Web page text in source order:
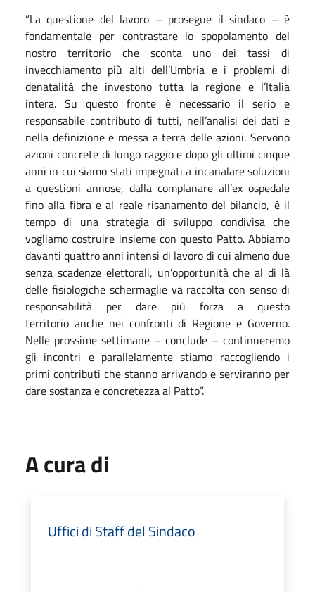
“La questione del lavoro – prosegue il sindaco – è
fondamentale per contrastare lo spopolamento del
nostro territorio che sconta uno dei tassi di
invecchiamento più alti dell’Umbria e i problemi di
denatalità che investono tutta la regione e l’Italia
intera. Su questo fronte è necessario il serio e
responsabile contributo di tutti, nell’analisi dei dati e
nella definizione e messa a terra delle azioni. Servono
azioni concrete di lungo raggio e dopo gli ultimi cinque
anni in cui siamo stati impegnati a incanalare soluzioni
a questioni annose, dalla complanare all’ex ospedale
fino alla fibra e al reale risanamento del bilancio, è il
tempo di una strategia di sviluppo condivisa che
vogliamo costruire insieme con questo Patto. Abbiamo
davanti quattro anni intensi di lavoro di cui almeno due
senza scadenze elettorali, un’opportunità che al di là
delle fisiologiche schermaglie va raccolta con senso di
responsabilità per dare più forza a questo
territorio anche nei confronti di Regione e Governo.
Nelle prossime settimane – conclude – continueremo
gli incontri e parallelamente stiamo raccogliendo i
primi contributi che stanno arrivando e serviranno per
dare sostanza e concretezza al Patto”.
A cura di
Uffici di Staff del Sindaco